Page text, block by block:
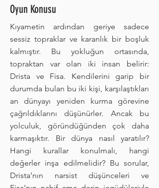
Oyun Konusu
Kıyametin ardından geriye sadece
sessiz topraklar ve karanlık bir boşluk
kalmıştır. Bu yokluğun ortasında,
topraktan var olan iki insan belirir:
Drista ve Fisa. Kendilerini garip bir
durumda bulan bu iki kişi, karşılaştıkları
an dünyayı yeniden kurma görevine
çağrıldıklarını düşünürler. Ancak bu
yolculuk, göründüğünden çok daha
karmaşıktır. Bir dünya nasıl yaratılır?
Hangi kurallar konulmalı, hangi
değerler inşa edilmelidir? Bu sorular,
Drista’nın narsist düşünceleri ve